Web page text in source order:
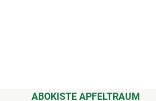
ABOKISTE APFELTRAUM